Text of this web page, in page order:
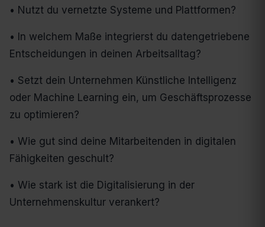
• Nutzt du vernetzte Systeme und Plattformen?
• In welchem Maße integrierst du datengetriebene
Entscheidungen in deinen Arbeitsalltag?
• Setzt dein Unternehmen Künstliche Intelligenz
oder Machine Learning ein, um Geschäftsprozesse
zu optimieren?
• Wie gut sind deine Mitarbeitenden in digitalen
Fähigkeiten geschult?
• Wie stark ist die Digitalisierung in der
Unternehmenskultur verankert?